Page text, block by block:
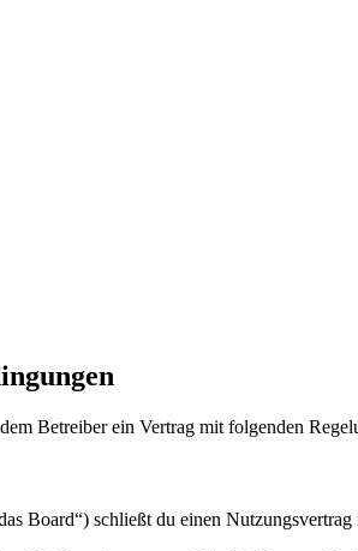
Betreiber ein Vertrag mit folgenden
Board“) schließt du einen